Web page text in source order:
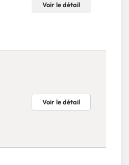
Voir le détail
Voir le détail